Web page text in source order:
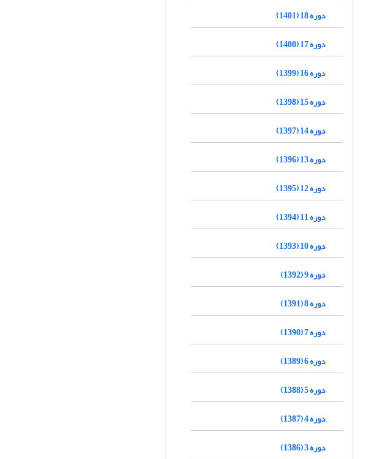
دوره 18 (1401)
دوره 17 (1400)
دوره 16 (1399)
دوره 15 (1398)
دوره 14 (1397)
دوره 13 (1396)
دوره 12 (1395)
دوره 11 (1394)
دوره 10 (1393)
دوره 9 (1392)
دوره 8 (1391)
دوره 7 (1390)
دوره 6 (1389)
دوره 5 (1388)
دوره 4 (1387)
دوره 3 (1386)